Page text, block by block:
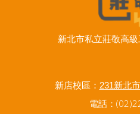
新北市私立莊敬高
新店校區： 231新北
電話：